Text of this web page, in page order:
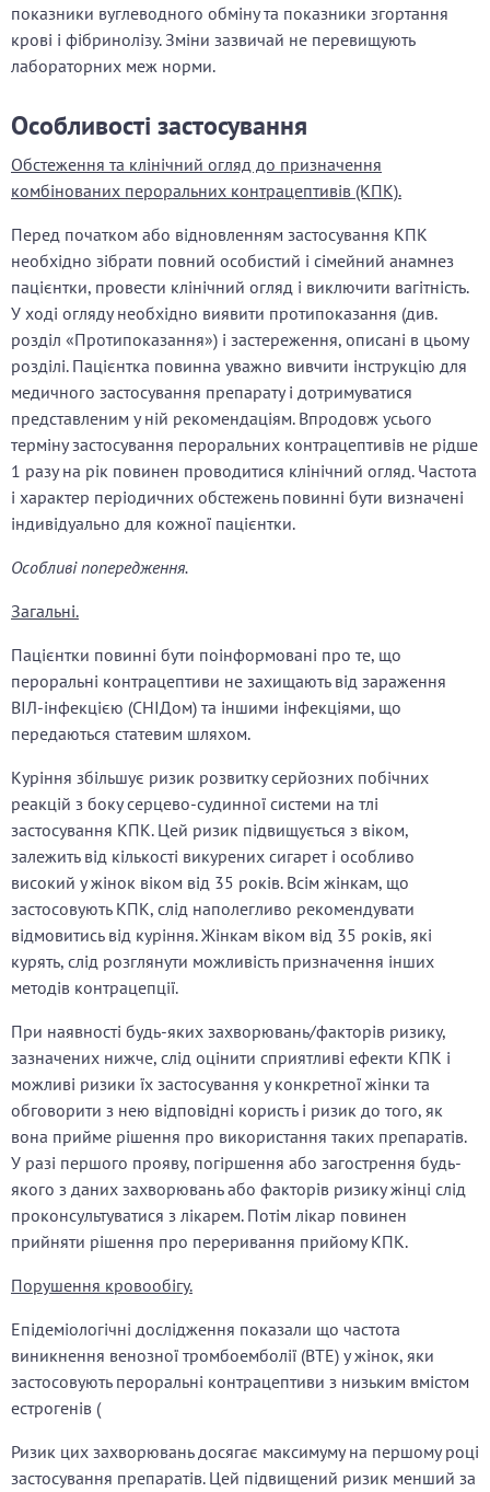
показники вуглеводного обміну та показники згортання
крові і фібринолізу. Зміни зазвичай не перевищують
лабораторних меж норми.
Особливості застосування
Обстеження та клінічний огляд до призначення
комбінованих пероральних контрацептивів (КПК).
Перед початком або відновленням застосування КПК
необхідно зібрати повний особистий і сімейний анамнез
пацієнтки, провести клінічний огляд і виключити вагітність.
У ході огляду необхідно виявити протипоказання (див.
розділ «Протипоказання») і застереження, описані в цьому
розділі. Пацієнтка повинна уважно вивчити інструкцію для
медичного застосування препарату і дотримуватися
представленим у ній рекомендаціям. Впродовж усього
терміну застосування пероральних контрацептивів не рідше
1 разу на рік повинен проводитися клінічний огляд. Частота
і характер періодичних обстежень повинні бути визначені
індивідуально для кожної пацієнтки.
Особливі попередження.
Загальні.
Пацієнтки повинні бути поінформовані про те, що
пероральні контрацептиви не захищають від зараження
ВІЛ-інфекцією (СНІДом) та іншими інфекціями, що
передаються статевим шляхом.
Куріння збільшує ризик розвитку серйозних побічних
реакцій з боку серцево-судинної системи на тлі
застосування КПК. Цей ризик підвищується з віком,
залежить від кількості викурених сигарет і особливо
високий у жінок віком від 35 років. Всім жінкам, що
застосовують КПК, слід наполегливо рекомендувати
відмовитись від куріння. Жінкам віком від 35 років, які
курять, слід розглянути можливість призначення інших
методів контрацепції.
При наявності будь-яких захворювань/факторів ризику,
зазначених нижче, слід оцінити сприятливі ефекти КПК і
можливі ризики їх застосування у конкретної жінки та
обговорити з нею відповідні користь і ризик до того, як
вона прийме рішення про використання таких препаратів.
У разі першого прояву, погіршення або загострення будь-
якого з даних захворювань або факторів ризику жінці слід
проконсультуватися з лікарем. Потім лікар повинен
прийняти рішення про переривання прийому КПК.
Порушення кровообігу.
Епідеміологічні дослідження показали що частота
виникнення венозної тромбоемболії (ВТЕ) у жінок, яки
застосовують пероральні контрацептиви з низьким вмістом
естрогенів (
Ризик цих захворювань досягає максимуму на першому році
застосування препаратів. Цей підвищений ризик менший за